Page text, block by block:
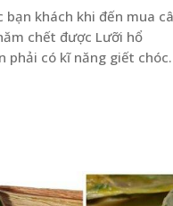
bạn khách khi đến mua
chết được Lưỡi hổ
phải có kĩ năng giết chóc.